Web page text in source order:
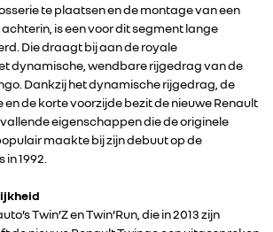
te plaatsen en de montage van een
is een voor dit segment lange
Die draagt bij aan de royale
dynamische, wendbare rijgedrag van de
Dankzij het dynamische rijgedrag, de
de korte voorzijde bezit de nieuwe Renault
eigenschappen die de originele
maakte bij zijn debuut op de
1992.
Twin’Z en Twin’Run, die in 2013 zijn